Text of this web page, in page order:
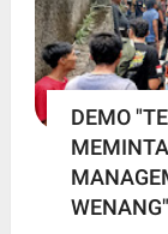
DEMO
WENANG"